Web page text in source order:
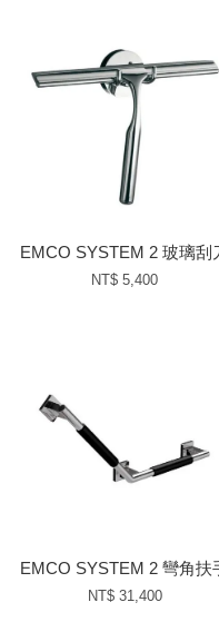
EMCO SYSTEM 2 玻璃刮
NT$ 5,400
EMCO SYSTEM 2 彎角扶
NT$ 31,400